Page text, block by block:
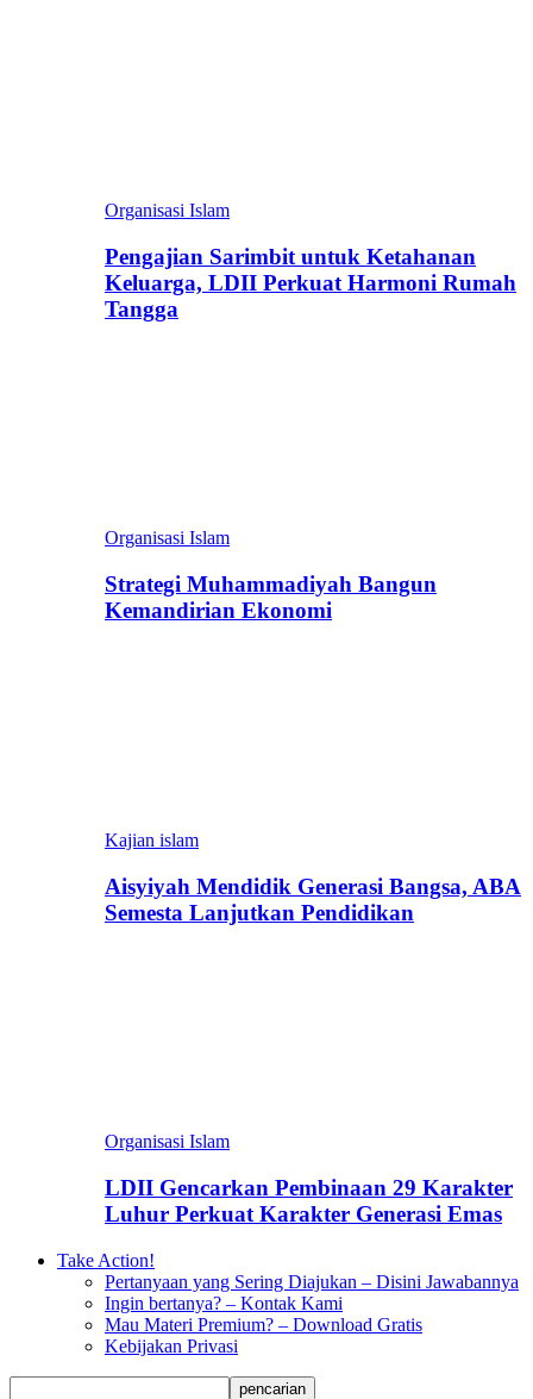
Organisasi Islam
Pengajian Sarimbit untuk Ketahanan
Keluarga, LDII Perkuat Harmoni Rumah
Tangga
Organisasi Islam
Strategi Muhammadiyah Bangun
Kemandirian Ekonomi
Kajian islam
Aisyiyah Mendidik Generasi Bangsa, ABA
Semesta Lanjutkan Pendidikan
Organisasi Islam
LDII Gencarkan Pembinaan 29 Karakter
Luhur Perkuat Karakter Generasi Emas
Take Action!
Pertanyaan yang Sering Diajukan – Disini Jawabannya
Ingin bertanya? – Kontak Kami
Mau Materi Premium? – Download Gratis
Kebijakan Privasi